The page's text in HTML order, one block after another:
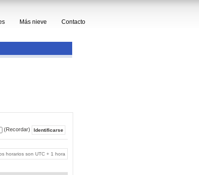
Más nieve Contacto
(Recordar)
horarios son UTC + 1 hora